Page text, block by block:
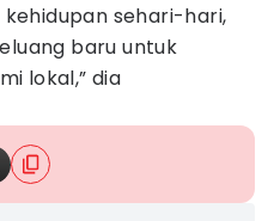
sehari-hari,
baru untuk
lokal,” dia